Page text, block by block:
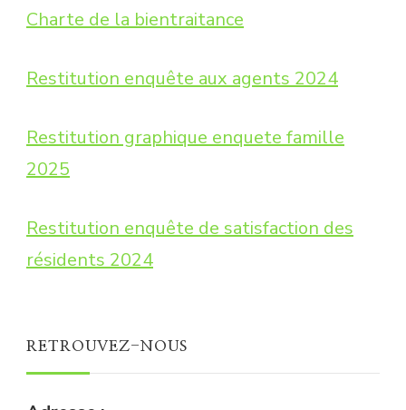
Charte de la bientraitance
Restitution enquête aux agents 2024
Restitution graphique enquete famille
2025
Restitution enquête de satisfaction des
résidents 2024
RETROUVEZ-NOUS